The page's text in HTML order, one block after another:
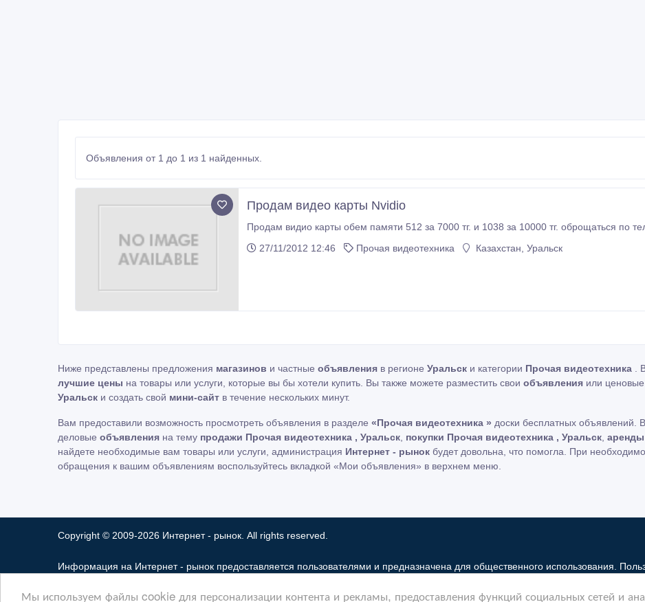
Мы используем файлы cookie для персонализации контента и рекламы, предоставления функций социальных сетей и
Объявления от 1 до 1 из 1 найденных.
Продам видео карты Nvidio
Продам видио карты обем памяти 512 за 7000 тг. и 1038 за 10000 тг. оброщаться по
27/11/2012 12:46
Прочая видеотехника Казахстан, Уральск
Ниже представлены предложения магазинов и частные объявления в регионе Уральск и категории Прочая видеотехника
.
лучшие цены на товары или услуги, которые вы бы хотели купить. Вы также можете разместить свои объявления или
Уральск и создать свой мини-сайт в течение нескольких минут.
Вам предоставили возможность просмотреть объявления в разделе «Прочая видеотехника » доски бесплатных объявлений.
деловые объявления на тему продажи Прочая видеотехника , Уральск покупки Прочая видеотехника , Уральск аренды
найдете необходимые вам товары или услуги, администрация Интернет - рынок будет довольна, что помогла. При
обращения к вашим объявлениям воспользуйтесь вкладкой «Мои объявления» в верхнем меню.
Copyright © 2009-2026 Интернет - рынок. All rights reserved.
Информация на Интернет - рынок предоставляется пользователями и предназначена для общественного использования.
Мы не продаем и не предоставляем во временное пользование частную информацию зарегистрированных пользователей